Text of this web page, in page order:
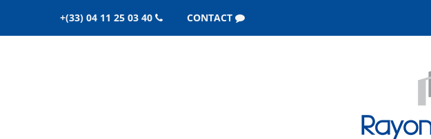
+(33) 04 11 25 03 40 CONTACT